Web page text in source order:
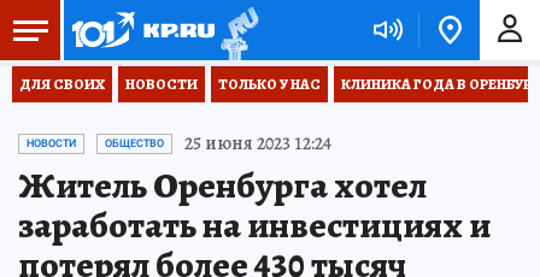
ДЛЯ СВОИХ НОВОСТИ ТОЛЬКО У НАС КЛИНИКА ГОДА В
НОВОСТИ ОБЩЕСТВО 25 июня 2023 12:24
Житель Оренбурга хотел
заработать на инвестициях и
потерял более 430 тысяч